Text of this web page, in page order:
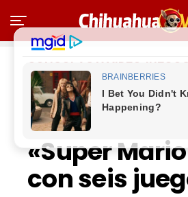
CONSOLAS Y VIDEOJUEGOS
Nintendo
35
«Super
con seis